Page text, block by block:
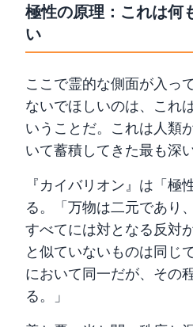
極性の原理：これは何
い
ここで霊的な側面が入っ
ないでほしいのは、これ
いうことだ。これは人類
いて蓄積してきた最も深
『カイバリオン』は「極
る。「万物は二元であり
すべてには対となる反対
と似ていないものは同じ
において同一だが、その
る。」